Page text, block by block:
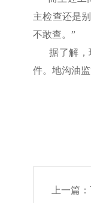
主检查还是
不敢查。”
据了解
件。地沟油
上一篇：